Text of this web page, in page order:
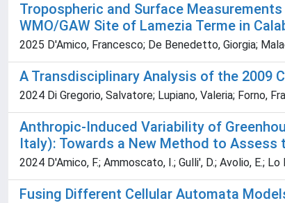
Tropospheric and Surface
WMO/GAW Site of Lamezia Terme in
2025 D'Amico, Francesco; De Benedetto, Giorgia;
A Transdisciplinary Analysis of the 2009
2024 Di Gregorio, Salvatore; Lupiano, Valeria; Forno,
Anthropic-Induced Variability of
Italy): Towards a New Method to
2024 D'Amico, F.; Ammoscato, I.; Gulli', D.; Avolio, E.;
Fusing Different Cellular Automata